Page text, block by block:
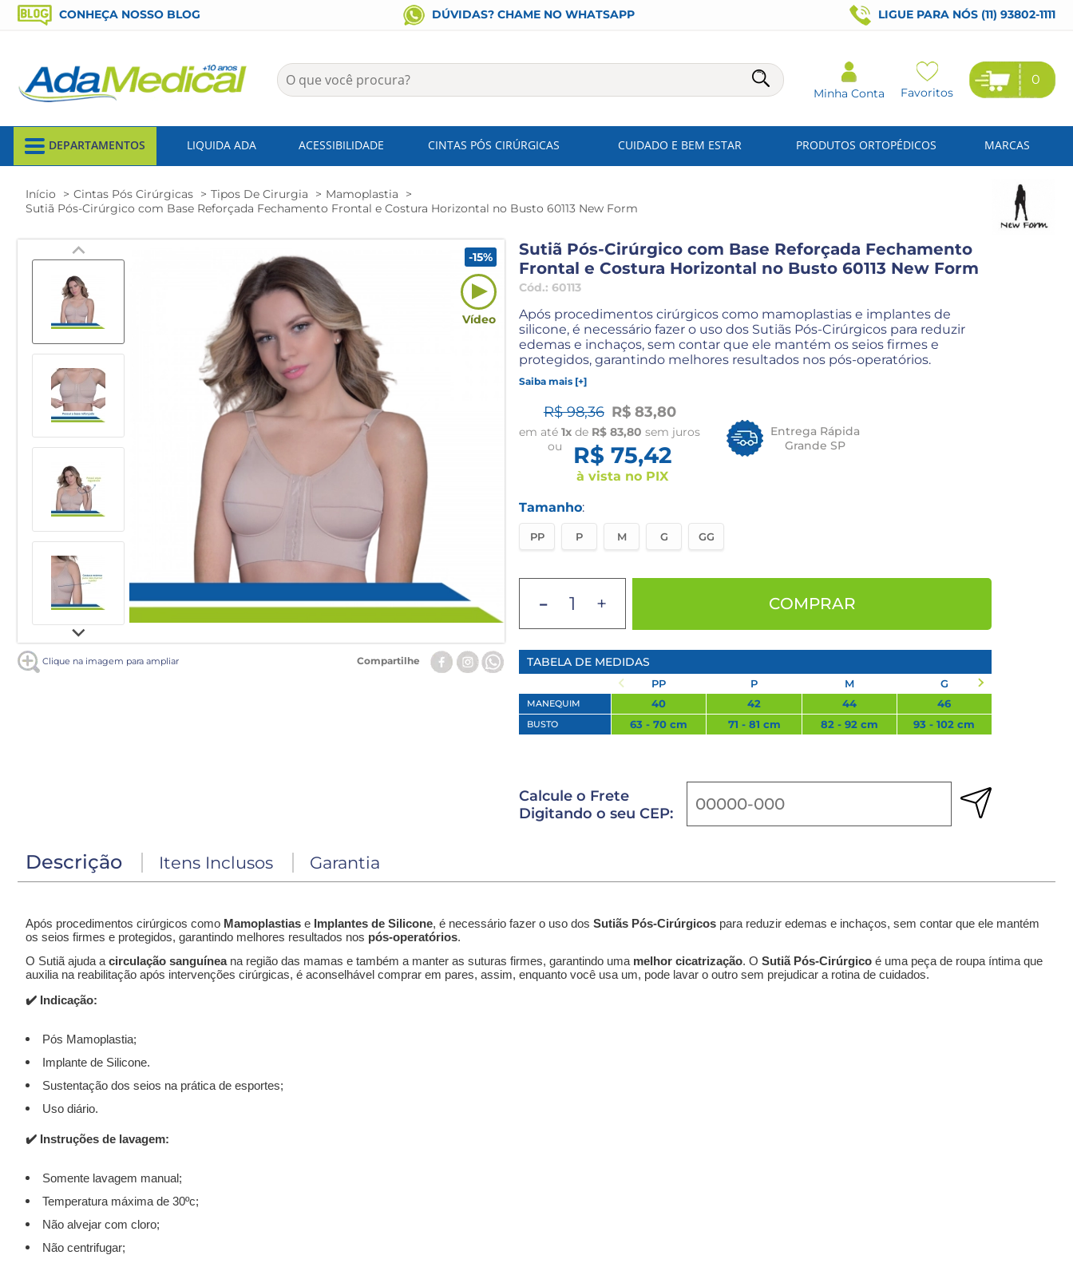
CONHEÇA NOSSO BLOG DÚVIDAS? CHAME NO WHATSAPP LIGUE PARA NÓS (11) 93802-1111
Minha Conta Favoritos
0
DEPARTAMENTOS LIQUIDA ADA ACESSIBILIDADE CINTAS PÓS CIRÚRGICAS CUIDADO E BEM ESTAR PRODUTOS ORTOPÉDICOS MARCAS
Início Cintas Pós Cirúrgicas Tipos De Cirurgia
Mamoplastia
Sutiã Pós-Cirúrgico com Base Reforçada Fechamento Frontal e Costura Horizontal no Busto 60113 New Form
-15%
Vídeo
Clique na imagem para ampliar Compartilhe
Sutiã Pós-Cirúrgico com Base Reforçada Fechamento
Frontal e Costura Horizontal no Busto 60113 New Form
Cód.:60113
Após procedimentos cirúrgicos como mamoplastias e implantes de
silicone, é necessário fazer o uso dos Sutiãs Pós-Cirúrgicos para reduzir
edemas e inchaços, sem contar que ele mantém os seios firmes e
protegidos, garantindo melhores resultados nos pós-operatórios.
Saiba mais [+]
Entrega Rápida
Grande SP
R$ 98,36 R$ 83,80
em até1x de R$ 83,80 sem juros
ou
R$ 75,42
à vista no PIX
Tamanho:
PP P M G GG
- + COMPRAR
TABELA DE MEDIDAS
MANEQUIM
BUSTO
PP
40
63 - 70 cm
P
42
71 - 81 cm
M
44
82 - 92 cm
G
46
93 - 102 cm
Calcule o Frete
Digitando o seu CEP:
Descrição Itens Inclusos Garantia
Após procedimentos cirúrgicos como Mamoplastias e Implantes de Silicone, é necessário fazer o uso dos Sutiãs Pós-Cirúrgicos para reduzir edemas e inchaços, sem contar que ele mantém
os seios firmes e protegidos, garantindo melhores resultados nos pós-operatórios.
O Sutiã ajuda a circulação sanguíneana região das mamas e também a manter as suturas firmes, garantindo uma melhor cicatrização. O Sutiã Pós-Cirúrgico é uma peça de roupa íntima que
auxilia na reabilitação após intervenções cirúrgicas, é aconselhável comprar em pares, assim, enquanto você usa um, pode lavar o outro sem prejudicar a rotina de cuidados.
✔️ Indicação:
Pós Mamoplastia;
Implante de Silicone.
Sustentação dos seios na prática de esportes;
Uso diário.
✔️ Instruções de lavagem:
Somente lavagem manual;
Temperatura máxima de 30ºc;
Não alvejar com cloro;
Não centrifugar;